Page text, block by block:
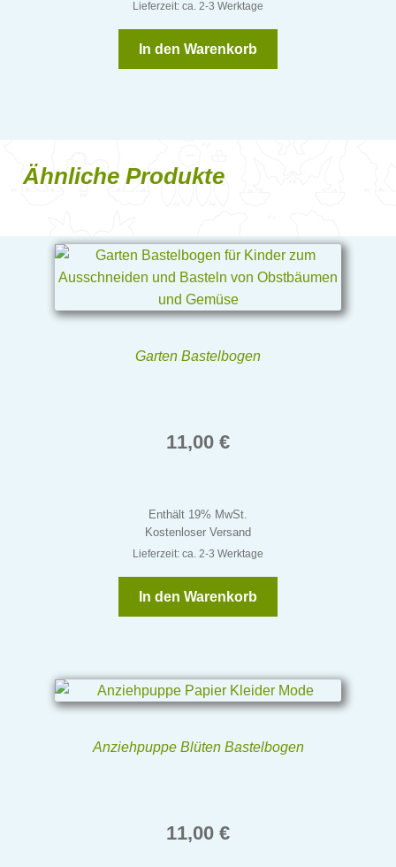
Lieferzeit: ca. 2-3 Werktage
In den Warenkorb
Ähnliche Produkte
Garten Bastelbogen
11,00 €
Enthält 19% MwSt.
Kostenloser Versand
Lieferzeit: ca. 2-3 Werktage
In den Warenkorb
Anziehpuppe Blüten Bastelbogen
11,00 €